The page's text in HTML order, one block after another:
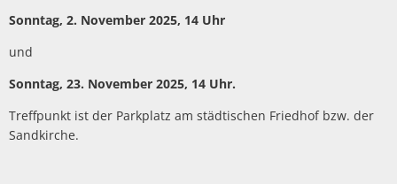
Sonntag, 2. November 2025, 14 Uhr
und
Sonntag, 23. November 2025, 14 Uhr.
Treffpunkt ist der Parkplatz am städtischen Friedhof bzw. der
Sandkirche.